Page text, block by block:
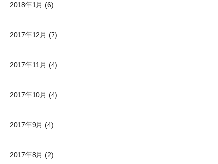
2018年1月 (6)
2017年12月 (7)
2017年11月 (4)
2017年10月 (4)
2017年9月 (4)
2017年8月 (2)